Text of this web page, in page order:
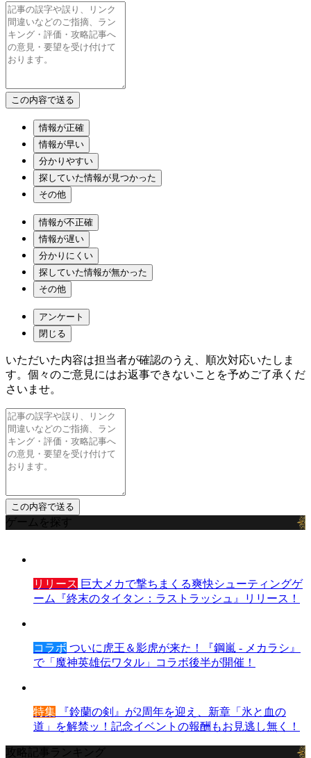
情報が正確
情報が早い
分かりやすい
探していた情報が見つかった
その他
情報が不正確
情報が遅い
分かりにくい
探していた情報が無かった
その他
アンケート
閉じる
いただいた内容は担当者が確認のうえ、順次対応いたしま
す。個々のご意見にはお返事できないことを予めご了承くだ
さいませ。
ゲームを探す
リリース 巨大メカで撃ちまくる爽快シューティングゲ
ーム『終末のタイタン：ラストラッシュ』リリース！
コラボ ついに虎王＆影虎が来た！『鋼嵐 - メカラシ』
で「魔神英雄伝ワタル」コラボ後半が開催！
特集 『鈴蘭の剣』が2周年を迎え、新章「氷と血の
道」を解禁ッ！記念イベントの報酬もお見逃し無く！
攻略記事ランキング